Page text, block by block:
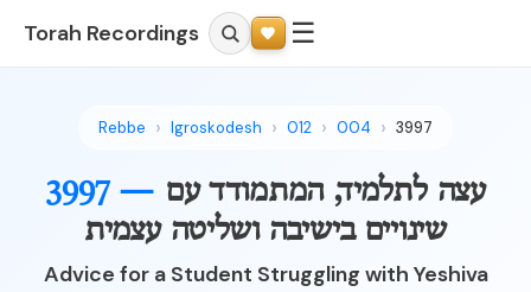
Torah Recordings ☰
Rebbe Igroskodesh 012 004 3997
3997 — עצה לתלמיד, המתמודד עם
שינויים בישיבה ושליטה עצמית
Advice for a Student Struggling with Yeshiva